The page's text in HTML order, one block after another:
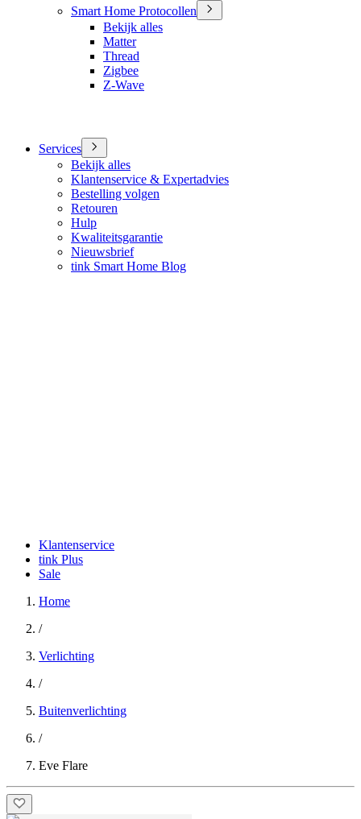
Smart Home Protocollen
Bekijk alles
Matter
Thread
Zigbee
Z-Wave
Services
Bekijk alles
Klantenservice & Expertadvies
Bestelling volgen
Retouren
Hulp
Kwaliteitsgarantie
Nieuwsbrief
tink Smart Home Blog
Klantenservice
tink Plus
Sale
Home
/
Verlichting
/
Buitenverlichting
/
Eve Flare